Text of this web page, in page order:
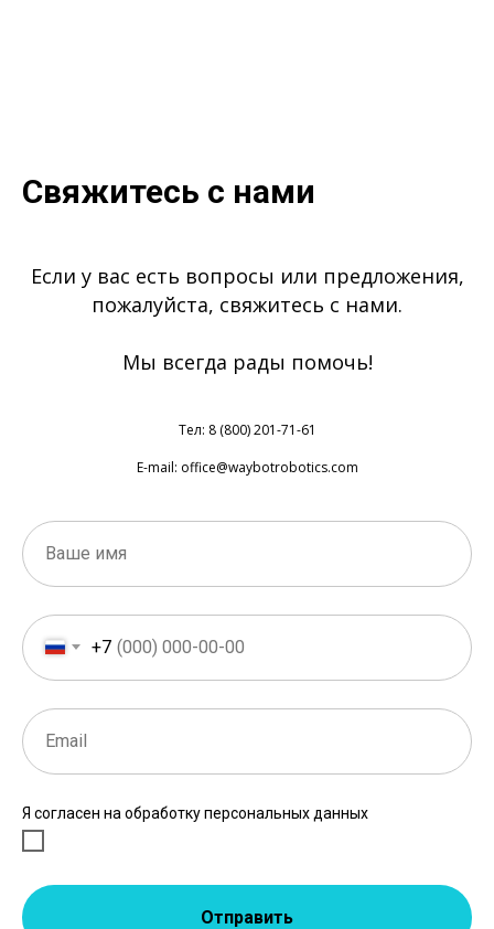
Свяжитесь с нами
Если у вас есть вопросы или предложения,
пожалуйста, свяжитесь с нами.
Мы всегда рады помочь!
Тел: 8 (800) 201-71-61
E-mail: office@waybotrobotics.com
+7
Я согласен на обработку персональных данных
Отправить